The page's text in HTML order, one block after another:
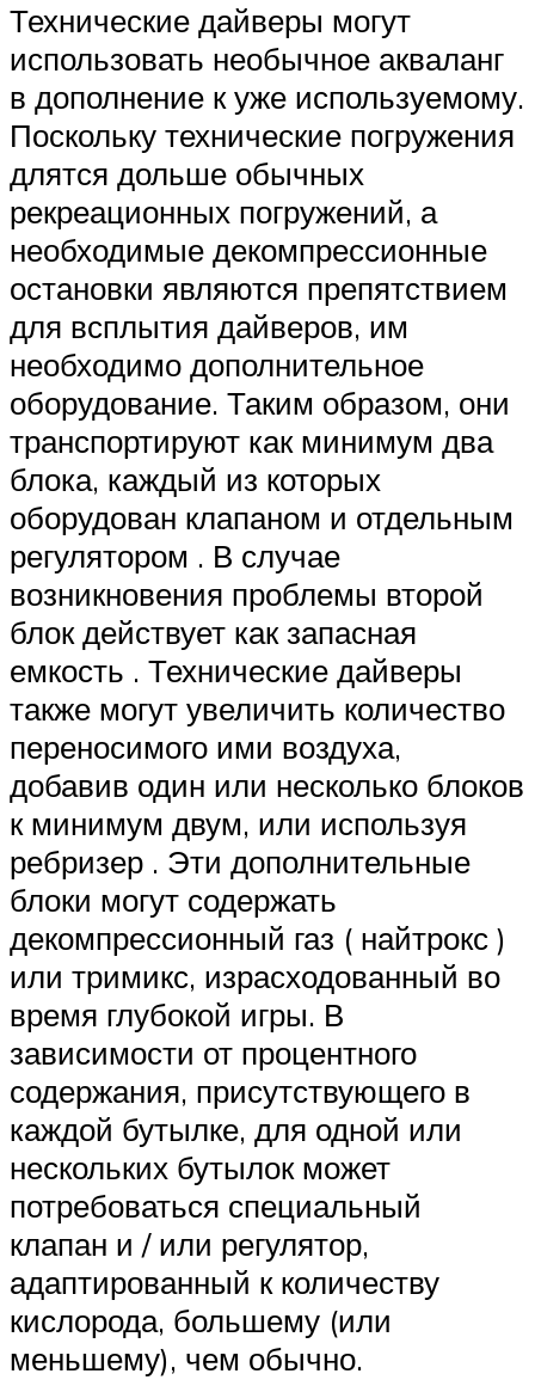
Технические дайверы могут
использовать необычное акваланг
в дополнение к уже используемому.
Поскольку технические погружения
длятся дольше обычных
рекреационных погружений, а
необходимые декомпрессионные
остановки являются препятствием
для всплытия дайверов, им
необходимо дополнительное
оборудование. Таким образом, они
транспортируют как минимум два
блока, каждый из которых
оборудован клапаном и отдельным
регулятором . В случае
возникновения проблемы второй
блок действует как запасная
емкость . Технические дайверы
также могут увеличить количество
переносимого ими воздуха,
добавив один или несколько блоков
к минимум двум, или используя
ребризер . Эти дополнительные
блоки могут содержать
декомпрессионный газ ( найтрокс )
или тримикс, израсходованный во
время глубокой игры. В
зависимости от процентного
содержания, присутствующего в
каждой бутылке, для одной или
нескольких бутылок может
потребоваться специальный
клапан и / или регулятор,
адаптированный к количеству
кислорода, большему (или
меньшему), чем обычно.